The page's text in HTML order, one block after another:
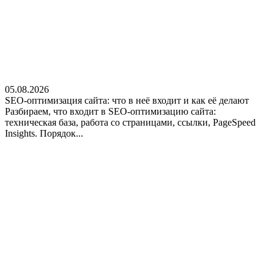
05.08.2026
SEO-оптимизация сайта: что в неё входит и как её делают
Разбираем, что входит в SEO-оптимизацию сайта:
техническая база, работа со страницами, ссылки, PageSpeed
Insights. Порядок...